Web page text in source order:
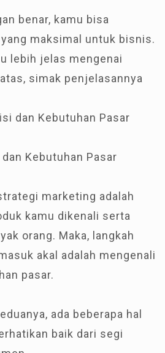
benar, kamu bisa
maksimal untuk bisnis.
lebih jelas mengenai
simak penjelasannya
dan Kebutuhan Pasar
Kebutuhan Pasar
marketing adalah
kamu dikenali serta
orang. Maka, langkah
akal adalah mengenali
pasar.
ada beberapa hal
baik dari segi